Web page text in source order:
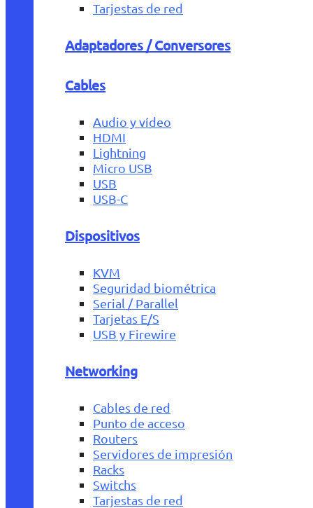
Tarjestas de red
Adaptadores / Conversores
Cables
Audio y vídeo
HDMI
Lightning
Micro USB
USB
USB-C
Dispositivos
KVM
Seguridad biométrica
Serial / Parallel
Tarjetas E/S
USB y Firewire
Networking
Cables de red
Punto de acceso
Routers
Servidores de impresión
Racks
Switchs
Tarjestas de red